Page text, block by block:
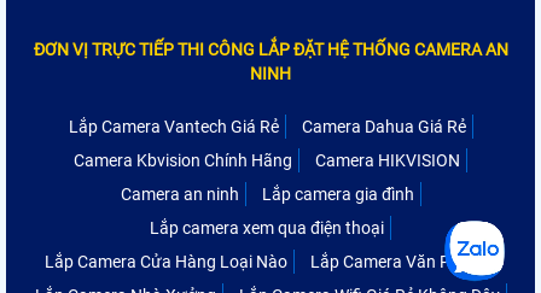
ĐƠN VỊ TRỰC TIẾP THI CÔNG LẮP ĐẶT HỆ THỐNG CAMERA AN
NINH
Lắp Camera Vantech Giá Rẻ
Camera Dahua Giá Rẻ
Camera Kbvision Chính Hãng
Camera HIKVISION
Camera an ninh
Lắp camera gia đình
Lắp camera xem qua điện thoại
Lắp Camera Cửa Hàng Loại Nào
Lắp Camera Văn Phòng